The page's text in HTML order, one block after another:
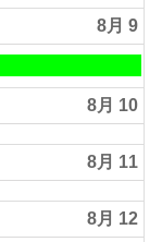
8月 9
8月 10
8月 11
8月 12